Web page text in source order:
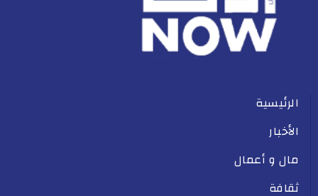
الرئيسية
الأخبار
مال و أعمال
ثقافة